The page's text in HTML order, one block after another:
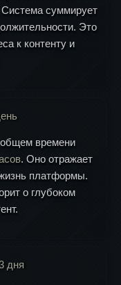
Система суммирует
Это
к контенту и
общем времени
. Оно отражает
платформы.
о глубоком
дня